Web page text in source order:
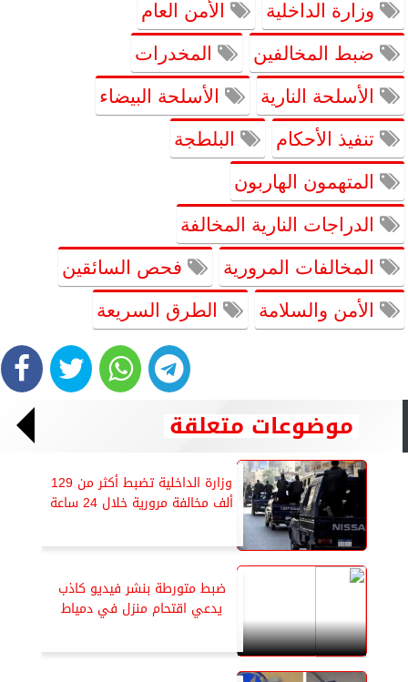
وزارة الداخلية الأمن العام
ضبط المخالفين المخدرات
الأسلحة النارية الأسلحة البيضاء
تنفيذ الأحكام البلطجة
المتهمون الهاربون
الدراجات النارية المخالفة
المخالفات المرورية فحص السائقين
الأمن والسلامة الطرق السريعة
موضوعات متعلقة
وزارة الداخلية تضبط أكثر من 129
ألف مخالفة مرورية خلال 24 ساعة
ضبط متورطة بنشر فيديو كاذب
يدعي اقتحام منزل في دمياط